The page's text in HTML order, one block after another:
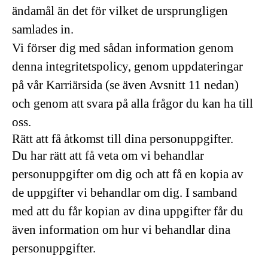
ändamål än det för vilket de ursprungligen
samlades in.
Vi förser dig med sådan information genom
denna integritetspolicy, genom uppdateringar
på vår Karriärsida (se även Avsnitt 11 nedan)
och genom att svara på alla frågor du kan ha till
oss.
Rätt att få åtkomst till dina personuppgifter.
Du har rätt att få veta om vi behandlar
personuppgifter om dig och att få en kopia av
de uppgifter vi behandlar om dig. I samband
med att du får kopian av dina uppgifter får du
även information om hur vi behandlar dina
personuppgifter.